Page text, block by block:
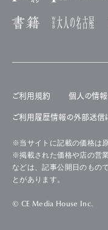
ご利用規約 個人の情報
ご利用履歴情報の外部送信
※当サイトに記載の価格は
※掲載された価格や店の営
などは、記事公開日のもの
とがあります。
© CE Media House Inc.